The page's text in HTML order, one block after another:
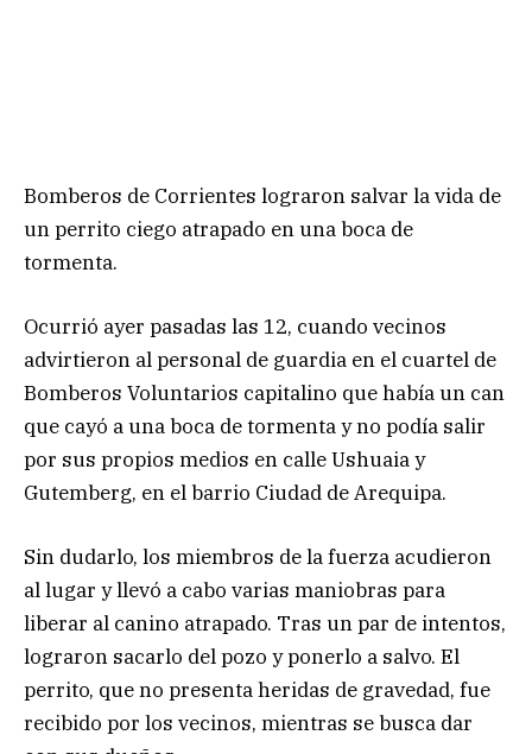
Bomberos de Corrientes lograron salvar la vida de
un perrito ciego atrapado en una boca de
tormenta.
Ocurrió ayer pasadas las 12, cuando vecinos
advirtieron al personal de guardia en el cuartel de
Bomberos Voluntarios capitalino que había un can
que cayó a una boca de tormenta y no podía salir
por sus propios medios en calle Ushuaia y
Gutemberg, en el barrio Ciudad de Arequipa.
Sin dudarlo, los miembros de la fuerza acudieron
al lugar y llevó a cabo varias maniobras para
liberar al canino atrapado. Tras un par de intentos,
lograron sacarlo del pozo y ponerlo a salvo. El
perrito, que no presenta heridas de gravedad, fue
recibido por los vecinos, mientras se busca dar